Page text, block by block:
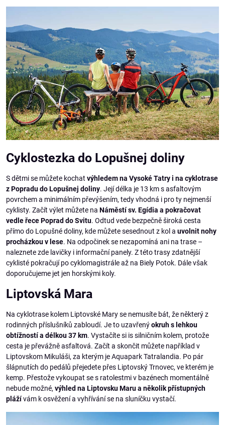
Cyklostezka do Lopušnej doliny
S dětmi se můžete kochat výhledem na Vysoké Tatry i na cyklotrase
z Popradu do Lopušnej doliny. Její délka je 13 km s asfaltovým
povrchem a minimálním převýšením, tedy vhodná i pro ty nejmenší
cyklisty. Začít výlet můžete na Náměstí sv. Egídia a pokračovat
vedle řece Poprad do Svitu. Odtud vede bezpečně široká cesta
přímo do Lopušné doliny, kde můžete sesednout z kol a uvolnit nohy
procházkou v lese. Na odpočinek se nezapomíná ani na trase –
naleznete zde lavičky i informační panely. Z této trasy zdatnější
cyklisté pokračují po cyklomagistrále až na Biely Potok. Dále však
doporučujeme jet jen horskými koly.
Liptovská Mara
Na cyklotrase kolem Liptovské Mary se nemusíte bát, že některý z
rodinných příslušníků zabloudí. Je to uzavřenýokruh s lehkou
obtížností a délkou 37 km. Vystačíte si is silničním kolem, protože
cesta je převážně asfaltová. Začít a skončit můžete například v
Liptovskom Mikuláši, za kterým je Aquapark Tatralandia. Po pár
šlápnutích do pedálů přejedete přes Liptovský Trnovec, ve kterém je
kemp. Přestože vykoupat se s ratolestmi v bazénech momentálně
nebude možné, výhled na Liptovsku Maru a několik přístupných
plážívám k osvěžení a vyhřívání se na sluníčku vystačí.